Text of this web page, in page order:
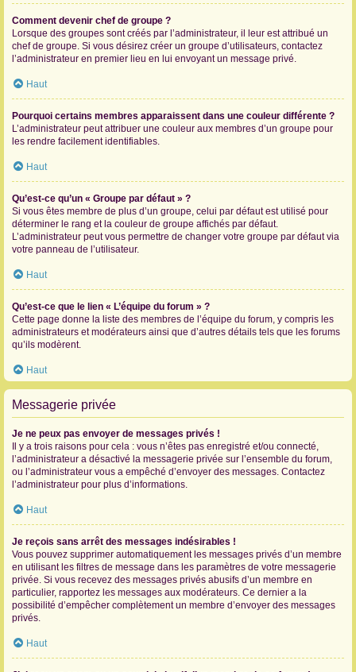
Comment devenir chef de groupe ?
Lorsque des groupes sont créés par l’administrateur, il leur est attribué un
chef de groupe. Si vous désirez créer un groupe d’utilisateurs, contactez
l’administrateur en premier lieu en lui envoyant un message privé.
Haut
Pourquoi certains membres apparaissent dans une couleur différente ?
L’administrateur peut attribuer une couleur aux membres d’un groupe pour
les rendre facilement identifiables.
Haut
Qu’est-ce qu’un « Groupe par défaut » ?
Si vous êtes membre de plus d’un groupe, celui par défaut est utilisé pour
déterminer le rang et la couleur de groupe affichés par défaut.
L’administrateur peut vous permettre de changer votre groupe par défaut via
votre panneau de l’utilisateur.
Haut
Qu’est-ce que le lien « L’équipe du forum » ?
Cette page donne la liste des membres de l’équipe du forum, y compris les
administrateurs et modérateurs ainsi que d’autres détails tels que les forums
qu’ils modèrent.
Haut
Messagerie privée
Je ne peux pas envoyer de messages privés !
Il y a trois raisons pour cela : vous n’êtes pas enregistré et/ou connecté,
l’administrateur a désactivé la messagerie privée sur l’ensemble du forum,
ou l’administrateur vous a empêché d’envoyer des messages. Contactez
l’administrateur pour plus d’informations.
Haut
Je reçois sans arrêt des messages indésirables !
Vous pouvez supprimer automatiquement les messages privés d’un membre
en utilisant les filtres de message dans les paramètres de votre messagerie
privée. Si vous recevez des messages privés abusifs d’un membre en
particulier, rapportez les messages aux modérateurs. Ce dernier a la
possibilité d’empêcher complètement un membre d’envoyer des messages
privés.
Haut